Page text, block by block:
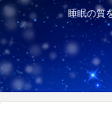
睡眠の質